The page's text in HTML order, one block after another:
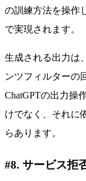
の訓練方法を操作
で実現されます。
生成される出力は
ンツフィルターの
ChatGPTの出力操
けでなく、それに
らあります。
#8. サービス拒